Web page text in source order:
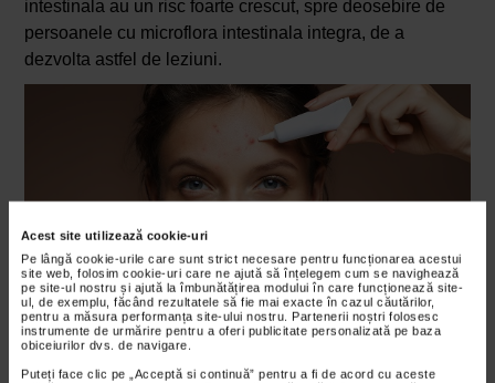
Acest site utilizează cookie-uri
Pe lângă cookie-urile care sunt strict necesare pentru funcționarea acestui
site web, folosim cookie-uri care ne ajută să înțelegem cum se navighează
pe site-ul nostru și ajută la îmbunătățirea modului în care funcționează site-
ul, de exemplu, făcând rezultatele să fie mai exacte în cazul căutărilor,
pentru a măsura performanța site-ului nostru. Partenerii noștri folosesc
instrumente de urmărire pentru a oferi publicitate personalizată pe baza
obiceiurilor dvs. de navigare.
Puteți face clic pe „Acceptă si continuă” pentru a fi de acord cu aceste
intestinala au un risc foarte crescut, spre deosebire de
persoanele cu microflora intestinala integra, de a
dezvolta astfel de leziuni.